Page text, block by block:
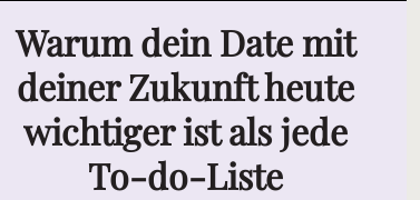
Warum dein Date mit
deiner Zukunft heute
wichtiger ist als jede
To-do-Liste